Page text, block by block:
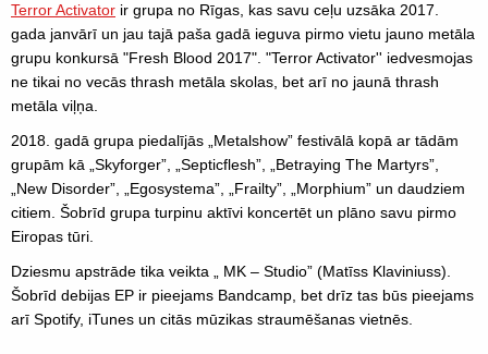
Terror Activator ir grupa no Rīgas, kas savu ceļu uzsāka 2017.
gada janvārī un jau tajā paša gadā ieguva pirmo vietu jauno metāla
grupu konkursā "Fresh Blood 2017". "Terror Activator'' iedvesmojas
ne tikai no vecās thrash metāla skolas, bet arī no jaunā thrash
metāla viļņa.
2018. gadā grupa piedalījās „Metalshow” festivālā kopā ar tādām
grupām kā „Skyforger”, „Septicflesh”, „Betraying The Martyrs”,
„New Disorder”, „Egosystema”, „Frailty”, „Morphium” un daudziem
citiem. Šobrīd grupa turpinu aktīvi koncertēt un plāno savu pirmo
Eiropas tūri.
Dziesmu apstrāde tika veikta „ MK – Studio” (Matīss Klaviniuss).
Šobrīd debijas EP ir pieejams Bandcamp, bet drīz tas būs pieejams
arī Spotify, iTunes un citās mūzikas straumēšanas vietnēs.